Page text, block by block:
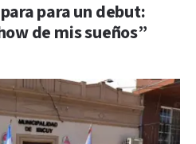
para un debut:
de mis sueños”